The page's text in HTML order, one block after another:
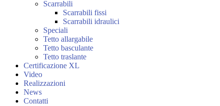
Scarrabili
Scarrabili fissi
Scarrabili idraulici
Speciali
Tetto allargabile
Tetto basculante
Tetto traslante
Certificazione XL
Video
Realizzazioni
News
Contatti